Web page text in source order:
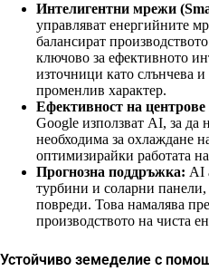
Интелигентни мрежи
управляват енергийните
балансират
ключово за ефективното
източници като слънчева и
променлив характер.
Ефективност на центрове
Google използват AI, за да
необходима за охлаждане
оптимизирайки работата
Прогнозна поддръжка: AI
турбини и соларни
повреди. Това намалява
производството на чиста
Устойчиво земеделие с